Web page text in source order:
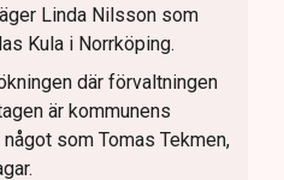
Linda Nilsson som
Kula i Norrköping.
där förvaltningen
är kommunens
som Tomas Tekmen,